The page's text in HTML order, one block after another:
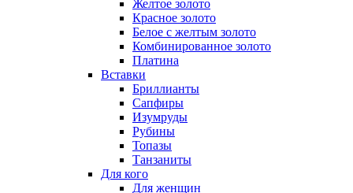
Желтое золото
Красное золото
Белое с желтым золото
Комбинированное золото
Платина
Вставки
Бриллианты
Сапфиры
Изумруды
Рубины
Топазы
Танзаниты
Для кого
Для женщин